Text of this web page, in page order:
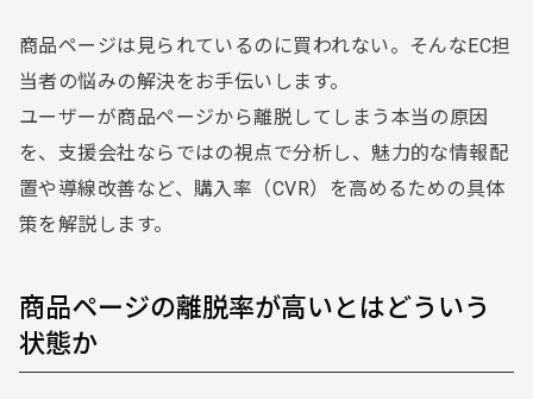
商品ページは見られているのに買われない。そんなEC担
当者の悩みの解決をお手伝いします。
ユーザーが商品ページから離脱してしまう本当の原因
を、支援会社ならではの視点で分析し、魅力的な情報配
置や導線改善など、購入率（CVR）を高めるための具体
策を解説します。
商品ページの離脱率が高いとはどういう
状態か